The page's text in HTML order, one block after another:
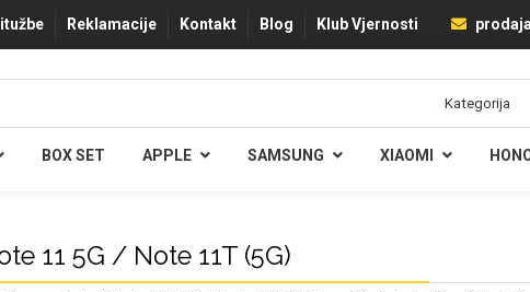
Reklamacije Kontakt Blog Klub Vjernosti
BOX SET APPLE SAMSUNG XIAOMI
11 5G / Note 11T (5G)